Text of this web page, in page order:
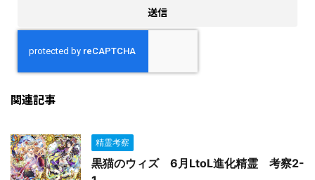
関連記事
精霊考察
黒猫のウィズ 6月LtoL進化精霊 考察2-